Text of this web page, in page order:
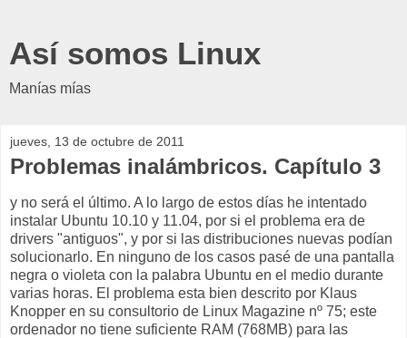
Así somos Linux
Manías mías
jueves, 13 de octubre de 2011
Problemas inalámbricos. Capítulo 3
y no será el último. A lo largo de estos días he intentado
instalar Ubuntu 10.10 y 11.04, por si el problema era de
drivers "antiguos", y por si las distribuciones nuevas podían
solucionarlo. En ninguno de los casos pasé de una pantalla
negra o violeta con la palabra Ubuntu en el medio durante
varias horas. El problema esta bien descrito por Klaus
Knopper en su consultorio de Linux Magazine nº 75; este
ordenador no tiene suficiente RAM (768MB) para las